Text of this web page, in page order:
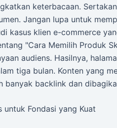
keterbacaan.
Jangan lupa untuk
kasus klien e-commerce
"Cara Memilih Produk
audiens. Hasilnya,
tiga bulan. Konten yang
banyak backlink dan
untuk Fondasi yang Kuat